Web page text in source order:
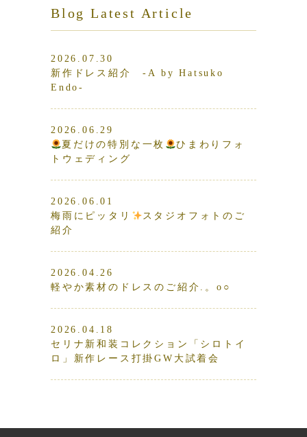
Blog Latest Article
2026.07.30
新作ドレス紹介 -A by Hatsuko
Endo-
2026.06.29
夏だけの特別な一枚
ひまわりフォ
トウェディング
2026.06.01
梅雨にピッタリ
スタジオフォトのご
紹介
2026.04.26
軽やか素材のドレスのご紹介.。o○
2026.04.18
セリナ新和装コレクション「シロトイ
ロ」新作レース打掛GW大試着会